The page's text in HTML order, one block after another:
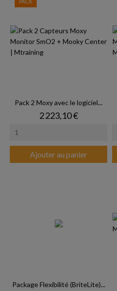
Pack 2 Moxy avec le logiciel...
Prix
2 223,10 €
Ajouter au panier
Package Flexibilité (BriteLite)...